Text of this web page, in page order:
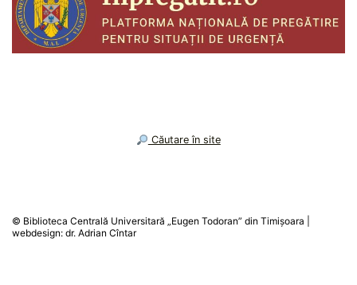
︎ Căutare în site